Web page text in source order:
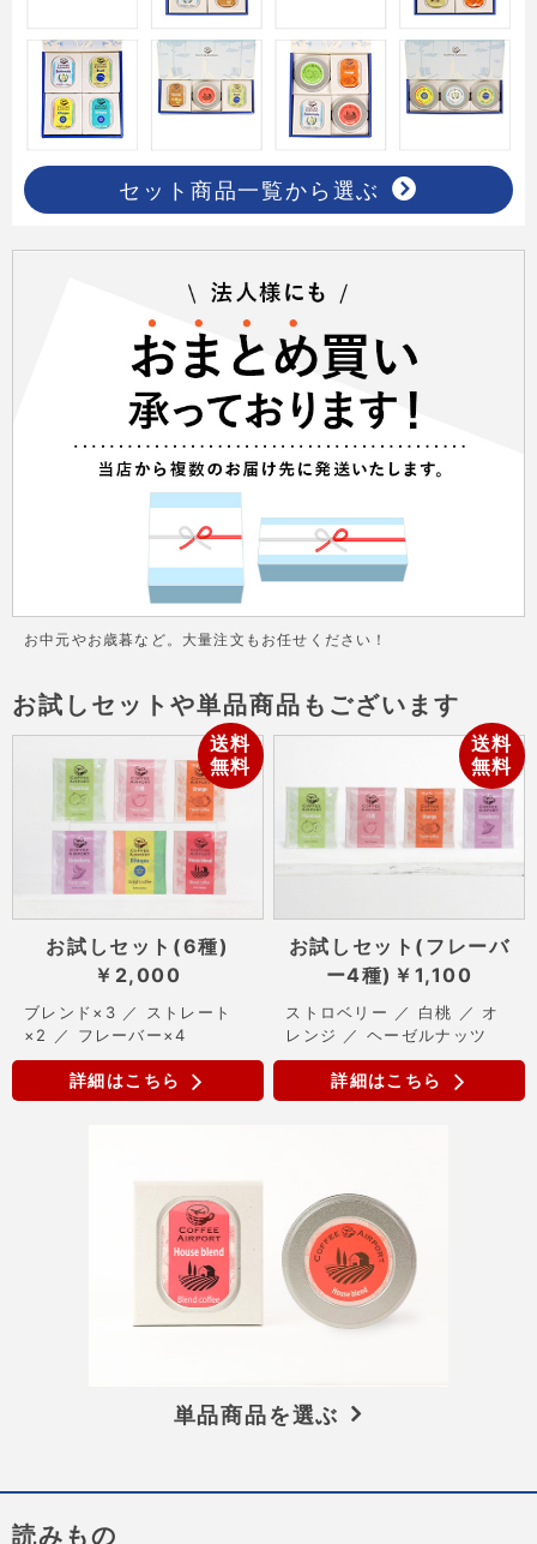
セット商品一覧から選ぶ
お中元やお歳暮など。大量注文もお任せください！
お試しセットや単品商品もございます
送料
無料
お試しセット(6種)
￥2,000
ブレンド×3 ／ ストレート
×2 ／ フレーバー×4
詳細はこちら
送料
無料
お試しセット(フレーバ
ー4種) ￥1,100
ストロベリー ／ 白桃 ／ オ
レンジ ／ ヘーゼルナッツ
詳細はこちら
単品商品を選ぶ
読みもの